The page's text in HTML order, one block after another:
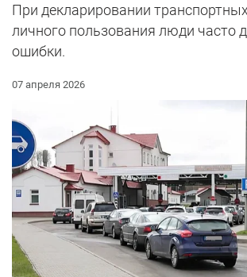
При декларировании
личного пользования люди часто
ошибки.
07 апреля 2026